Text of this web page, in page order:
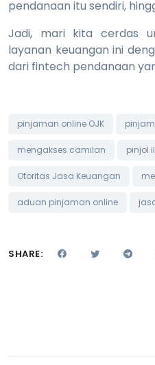
pendanaan itu sendiri,
Jadi, mari kita cerdas
layanan keuangan ini
dari fintech pendanaan
pinjaman online OJK
mengakses camilan pinjol
Otoritas Jasa Keuangan
aduan pinjaman online
SHARE: